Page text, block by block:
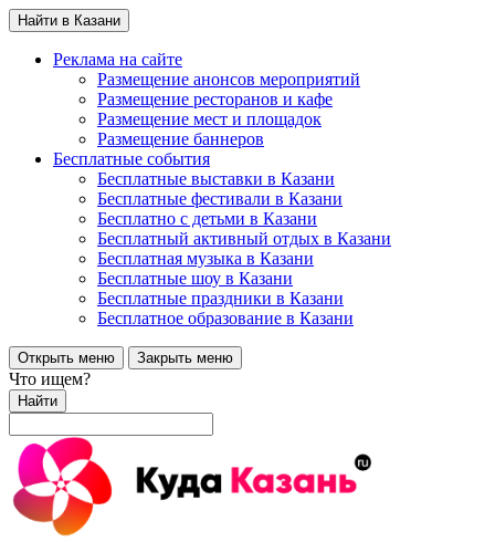
Найти в Казани
Реклама на сайте
Размещение анонсов мероприятий
Размещение ресторанов и кафе
Размещение мест и площадок
Размещение баннеров
Бесплатные события
Бесплатные выставки в Казани
Бесплатные фестивали в Казани
Бесплатно с детьми в Казани
Бесплатный активный отдых в Казани
Бесплатная музыка в Казани
Бесплатные шоу в Казани
Бесплатные праздники в Казани
Бесплатное образование в Казани
Открыть меню Закрыть меню
Что ищем?
Найти